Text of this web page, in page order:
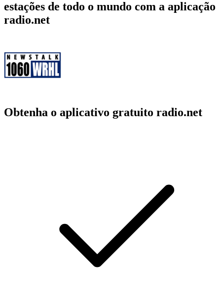
estações de todo o mundo com a aplicação
radio.net
Obtenha o aplicativo gratuito radio.net